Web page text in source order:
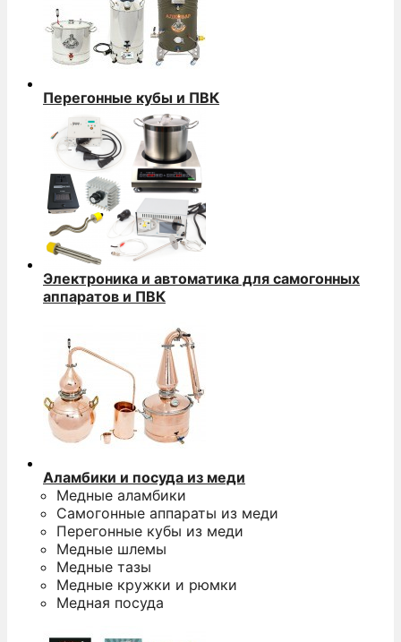
Перегонные кубы и ПВК
Электроника и автоматика для самогонных
аппаратов и ПВК
Аламбики и посуда из меди
Медные аламбики
Самогонные аппараты из меди
Перегонные кубы из меди
Медные шлемы
Медные тазы
Медные кружки и рюмки
Медная посуда